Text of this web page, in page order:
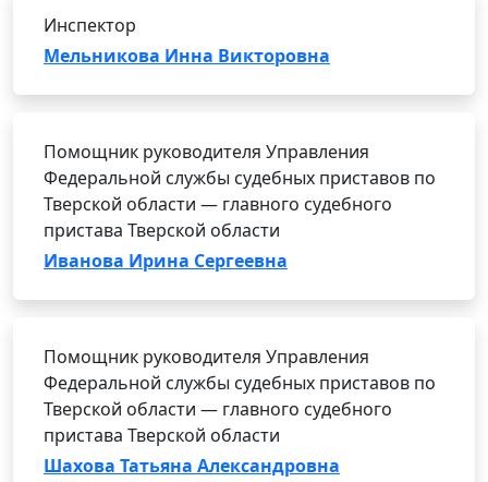
Инспектор
Мельникова Инна Викторовна
Помощник руководителя Управления
Федеральной службы судебных приставов по
Тверской области — главного судебного
пристава Тверской области
Иванова Ирина Сергеевна
Помощник руководителя Управления
Федеральной службы судебных приставов по
Тверской области — главного судебного
пристава Тверской области
Шахова Татьяна Александровна